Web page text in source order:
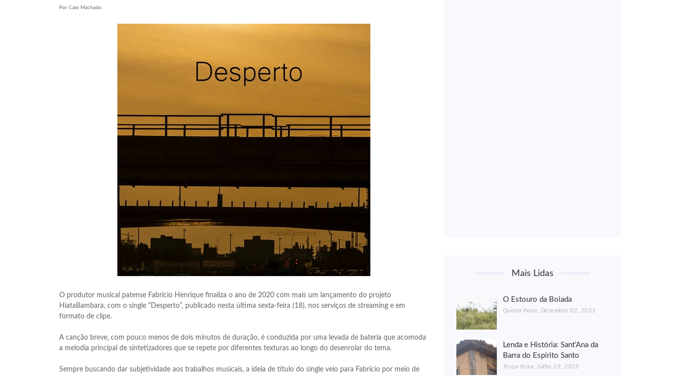
Por Caio Machado
O produtor musical patense Fabrício Henrique finaliza o ano de 2020 com mais um lançamento do projeto
HiataBambara, com o single “Desperto”, publicado nesta última sexta-feira (18), nos serviços de streaming e em
formato de clipe.
A canção breve, com pouco menos de dois minutos de duração, é conduzida por uma levada de bateria que acomoda
a melodia principal de sintetizadores que se repete por diferentes texturas ao longo do desenrolar do tema.
Sempre buscando dar subjetividade aos trabalhos musicais, a ideia de título do single veio para Fabrício por meio de
Mais Lidas
O Estouro da Boiada
Quinta-Feira, Dezembro 02, 2021
Lenda e História: Sant’Ana da
Barra do Espírito Santo
Terça-Feira, Julho 29, 2025